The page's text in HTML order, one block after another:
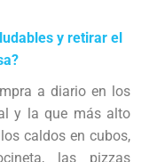
y retirar el
a diario en los
y la que más alto
caldos en cubos,
las pizzas